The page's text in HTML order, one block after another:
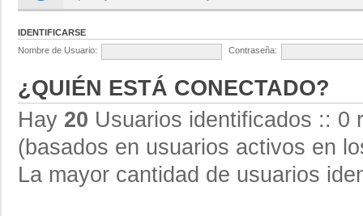
IDENTIFICARSE
Nombre de Usuario:
Contraseña:
¿QUIÉN ESTÁ CONECTADO?
Hay 20 Usuarios identificados :: 0
(basados en usuarios activos en
La mayor cantidad de usuarios